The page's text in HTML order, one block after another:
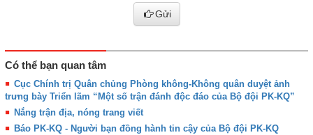
Gửi
Có thể bạn quan tâm
Cục Chính trị Quân chủng Phòng không-Không quân duyệt ảnh
trưng bày Triển lãm “Một số trận đánh độc đáo của Bộ đội PK-KQ”
Nắng trận địa, nóng trang viết
Báo PK-KQ - Người bạn đồng hành tin cậy của Bộ đội PK-KQ